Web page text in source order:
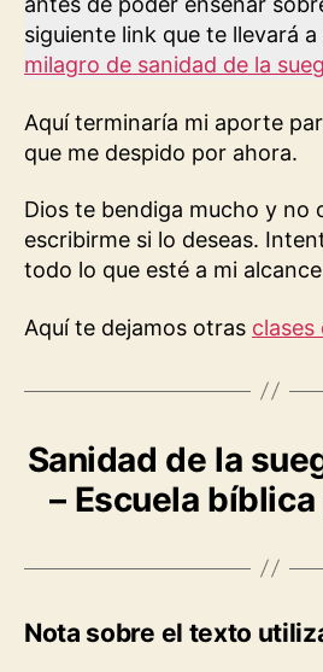
siguiente link que te llevará a
milagro de sanidad de la
Aquí terminaría mi aporte
que me despido por ahora.
Dios te bendiga mucho y no
escribirme si lo deseas.
todo lo que esté a mi
Aquí te dejamos otras clases
Sanidad de la
– Escuela
Nota sobre el texto